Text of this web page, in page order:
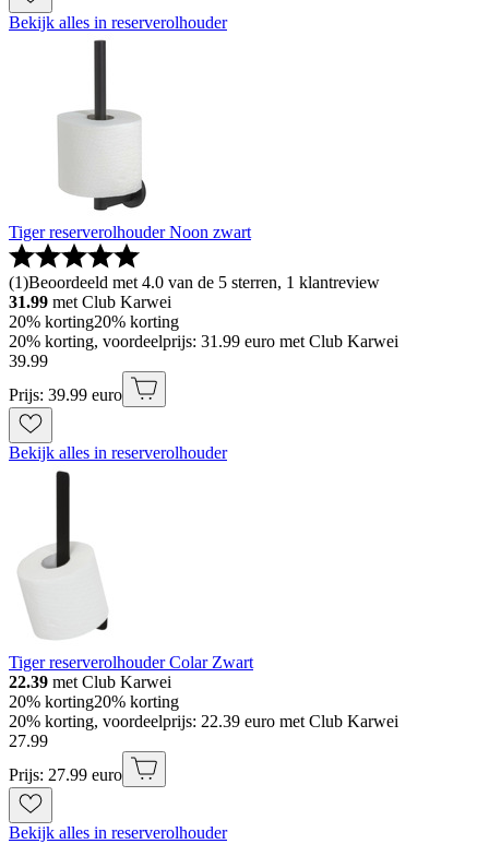
Bekijk alles in reserverolhouder
Tiger reserverolhouder Noon zwart
(1)Beoordeeld met 4.0 van de 5 sterren, 1 klantreview
31.99 met Club Karwei
20% korting20% korting
20% korting, voordeelprijs: 31.99 euro met Club Karwei
39.99
Prijs: 39.99 euro
Bekijk alles in reserverolhouder
Tiger reserverolhouder Colar Zwart
22.39 met Club Karwei
20% korting20% korting
20% korting, voordeelprijs: 22.39 euro met Club Karwei
27.99
Prijs: 27.99 euro
Bekijk alles in reserverolhouder